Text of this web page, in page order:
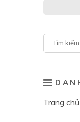
Trang chủ